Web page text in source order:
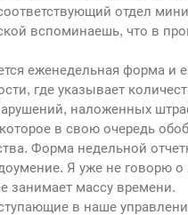
отдел
вспоминаешь, что в
еженедельная форма и
где указывает
наложенных
в свою очередь
Форма недельной
Я уже не говорю о
занимает массу времени.
в наше